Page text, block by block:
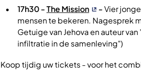
17h30 -The Mission -Vier
mensen te bekeren. Nagesprek
Getuige van Jehova en auteur
infiltratie in de samenleving")
Koop tijdig uw tickets - voor het